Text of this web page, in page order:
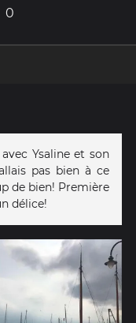
0
Ysaline et son
pas bien à ce
de bien! Première
délice!